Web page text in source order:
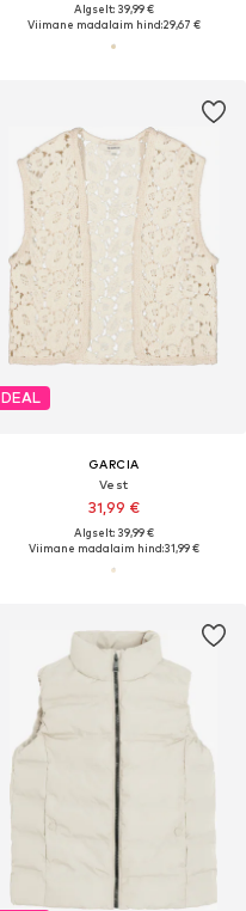
Algselt: 39,99 €
Viimane madalaim hind:29,67 €
DEAL
GARCIA
Vest
31,99 €
Algselt: 39,99 €
Viimane madalaim hind:31,99 €